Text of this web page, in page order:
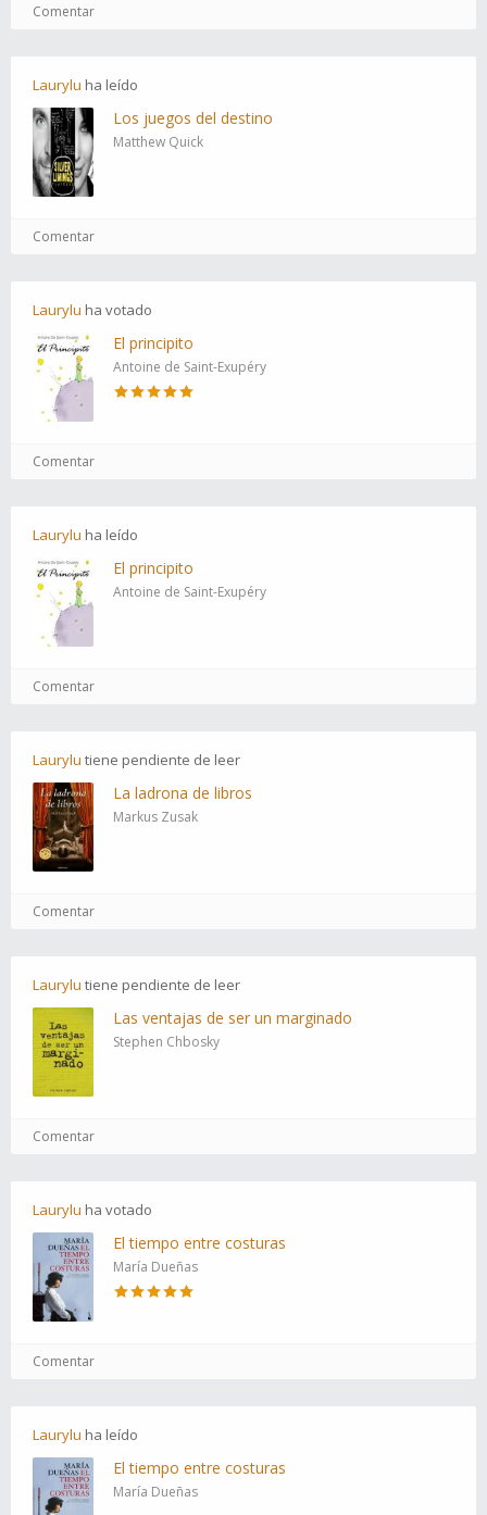
Comentar
Laurylu ha leído
Los juegos del destino
Matthew Quick
Comentar
Laurylu ha votado
El principito
Antoine de Saint-Exupéry
Comentar
Laurylu ha leído
El principito
Antoine de Saint-Exupéry
Comentar
Laurylu tiene pendiente de leer
La ladrona de libros
Markus Zusak
Comentar
Laurylu tiene pendiente de leer
Las ventajas de ser un marginado
Stephen Chbosky
Comentar
Laurylu ha votado
El tiempo entre costuras
María Dueñas
Comentar
Laurylu ha leído
El tiempo entre costuras
María Dueñas